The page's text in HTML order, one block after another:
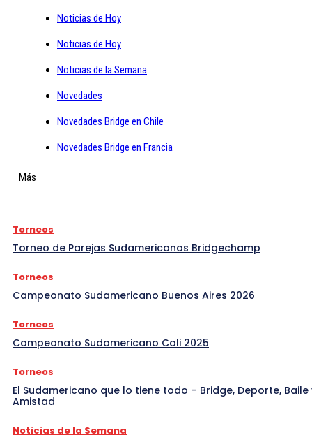
Noticias de Hoy
Noticias de Hoy
Noticias de la Semana
Novedades
Novedades Bridge en Chile
Novedades Bridge en Francia
Más
Torneos
Torneo de Parejas Sudamericanas Bridgechamp
Torneos
Campeonato Sudamericano Buenos Aires 2026
Torneos
Campeonato Sudamericano Cali 2025
Torneos
El Sudamericano que lo tiene todo – Bridge, Deporte, Baile
Amistad
Noticias de la Semana